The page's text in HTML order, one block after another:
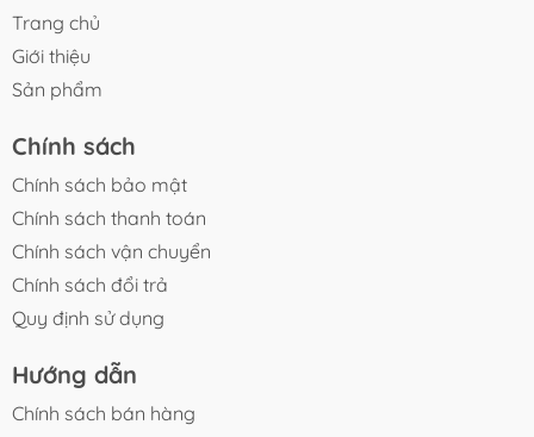
Trang chủ
Giới thiệu
Sản phẩm
Chính sách
Chính sách bảo mật
Chính sách thanh toán
Chính sách vận chuyển
Chính sách đổi trả
Quy định sử dụng
Hướng dẫn
Chính sách bán hàng